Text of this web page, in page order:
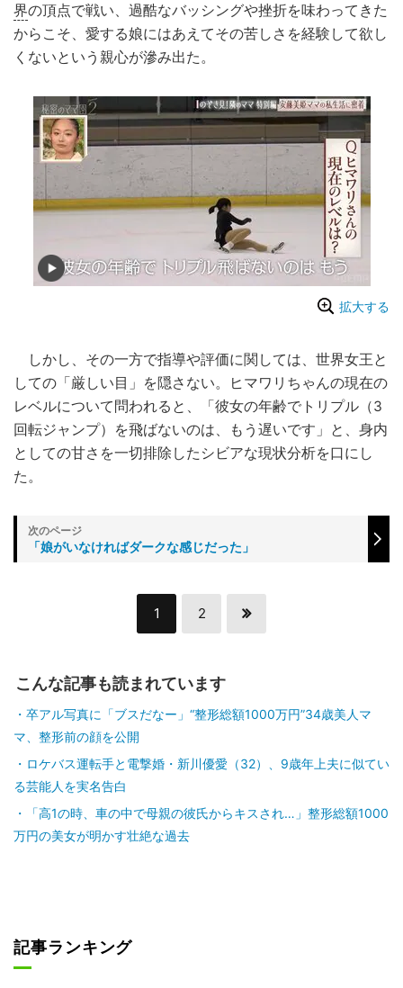
界の頂点で戦い、過酷なバッシングや挫折を味わってきた
からこそ、愛する娘にはあえてその苦しさを経験して欲し
くないという親心が滲み出た。
拡大する
しかし、その一方で指導や評価に関しては、世界女王と
しての「厳しい目」を隠さない。ヒマワリちゃんの現在の
レベルについて問われると、「彼女の年齢でトリプル（3
回転ジャンプ）を飛ばないのは、もう遅いです」と、身内
としての甘さを一切排除したシビアな現状分析を口にし
た。
「娘がいなければダークな感じだった」
1 2
こんな記事も読まれています
卒アル写真に「ブスだなー」“整形総額1000万円”34歳美人マ
マ、整形前の顔を公開
ロケバス運転手と電撃婚・新川優愛（32）、9歳年上夫に似てい
る芸能人を実名告白
「高1の時、車の中で母親の彼氏からキスされ…」整形総額1000
万円の美女が明かす壮絶な過去
記事ランキング